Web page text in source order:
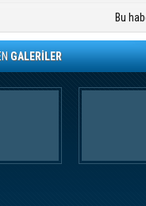
Bu
GALERİLER